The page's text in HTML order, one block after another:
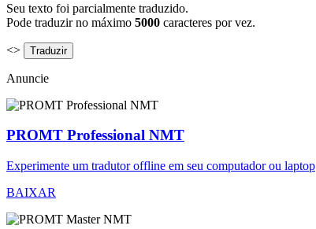
Seu texto foi parcialmente traduzido.
Pode traduzir no máximo 5000 caracteres por vez.
<>
Anuncie
PROMT Professional NMT
Experimente um tradutor offline em seu computador ou laptop
BAIXAR